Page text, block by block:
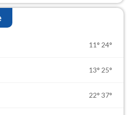
11° 24°
13° 25°
22° 37°